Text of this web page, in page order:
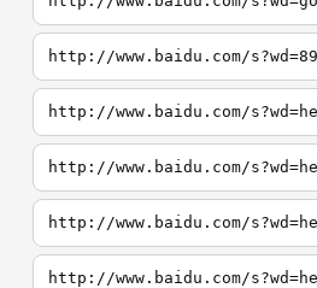
http://www.baidu.com/
http://www.baidu.com/
http://www.baidu.com/
http://www.baidu.com/
http://www.baidu.com/